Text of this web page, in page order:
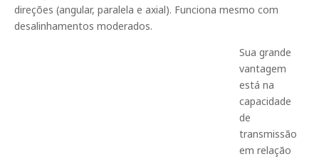
direções (angular, paralela e axial). Funciona mesmo com
desalinhamentos moderados.
Sua grande
vantagem
está na
capacidade
de
transmissão
em relação